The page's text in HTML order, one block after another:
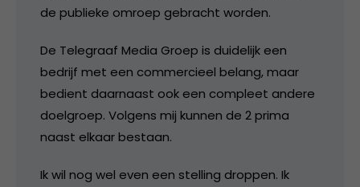
de publieke omroep gebracht worden.
De Telegraaf Media Groep is duidelijk een
bedrijf met een commercieel belang, maar
bedient daarnaast ook een compleet andere
doelgroep. Volgens mij kunnen de 2 prima
naast elkaar bestaan.
Ik wil nog wel even een stelling droppen. Ik